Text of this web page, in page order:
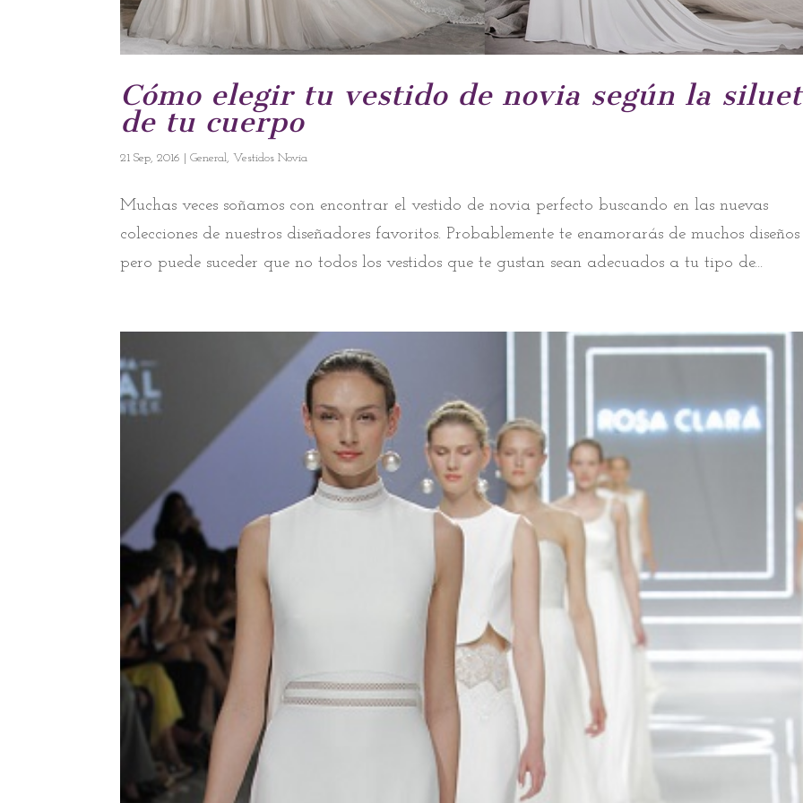
Cómo elegir tu vestido de novia según la
de tu cuerpo
21 Sep, 2016 |General,Vestidos Novia
Muchas veces soñamos con encontrar el vestido de novia perfecto buscando en las nuevas
colecciones de nuestros diseñadores favoritos. Probablemente te enamorarás de muchos diseños
pero puede suceder que no todos los vestidos que te gustan sean adecuados a tu tipo de...